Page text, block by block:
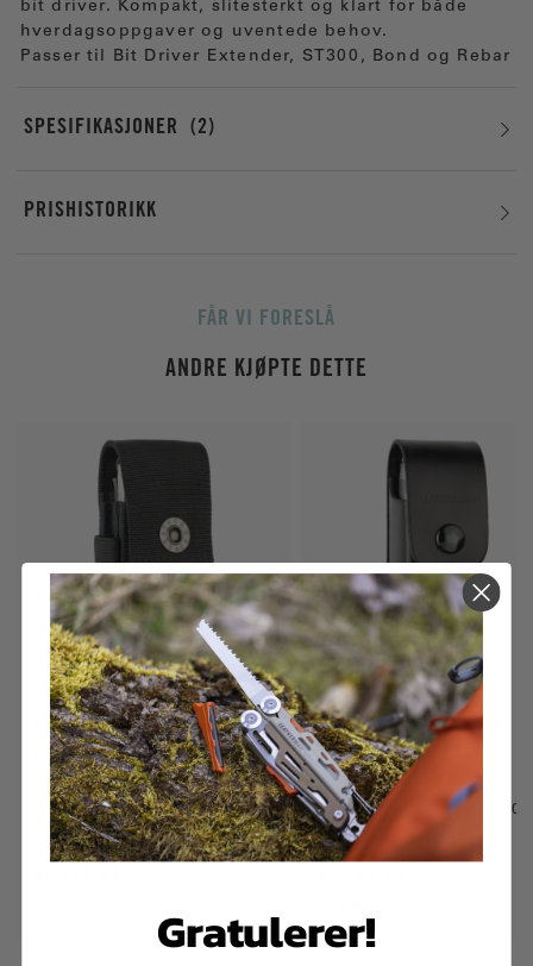
bit driver. Kompakt, slitesterkt og klart for både
hverdagsoppgaver og uventede behov.
Passer til Bit Driver Extender, ST300, Bond og Rebar
SPESIFIKASJONER 2
PRISHISTORIKK
FÅR VI FORESLÅ
ANDRE KJØPTE DETTE
LEATHERMAN TASKE NYLON 4
LOMMER M
Passert til Bond, Charge+, Crunch, Curl, Rebar, Rev, Sidekick Skeletool, Wave+ og Wingman
På lager
LEATHERMAN TASKE LÆR
På lager
Gratulerer!